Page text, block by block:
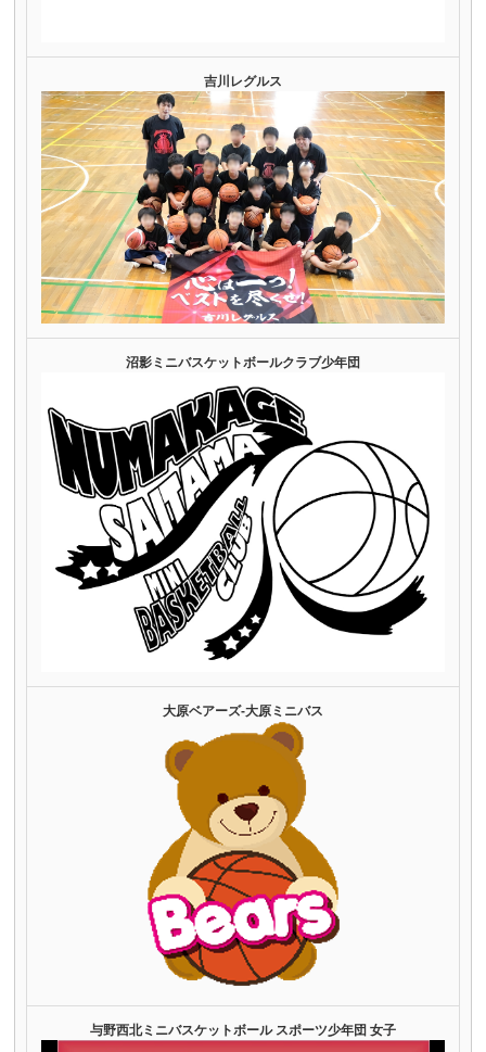
吉川レグルス
沼影ミニバスケットボールクラブ少年団
大原ベアーズ‐大原ミニバス
与野西北ミニバスケットボール スポーツ少年団 女子